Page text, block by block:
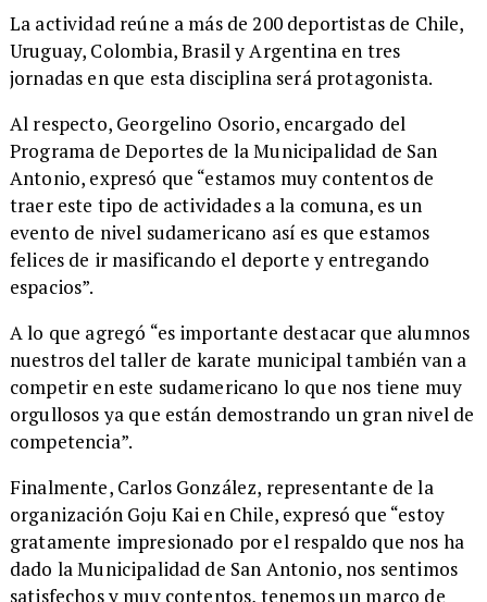
​La actividad reúne a más de 200 deportistas de Chile,
Uruguay, Colombia, Brasil y Argentina en tres
jornadas en que esta disciplina será protagonista.
​Al respecto, Georgelino Osorio, encargado del
Programa de Deportes de la Municipalidad de San
Antonio, expresó que “estamos muy contentos de
traer este tipo de actividades a la comuna, es un
evento de nivel sudamericano así es que estamos
felices de ir masificando el deporte y entregando
espacios”.
​A lo que agregó “es importante destacar que alumnos
nuestros del taller de karate municipal también van a
competir en este sudamericano lo que nos tiene muy
orgullosos ya que están demostrando un gran nivel de
competencia”.
​Finalmente, Carlos González, representante de la
organización Goju Kai en Chile, expresó que “estoy
gratamente impresionado por el respaldo que nos ha
dado la Municipalidad de San Antonio, nos sentimos
satisfechos y muy contentos, tenemos un marco de